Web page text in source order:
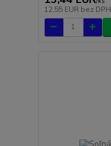
12,55 EUR bez DPH